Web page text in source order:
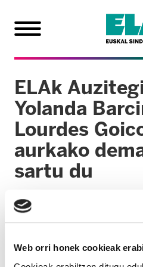
Web orri honek cookieak
ELAk
Yolanda
Lourdes
aurkako
sartu du
2014/02/19
Sindikatuaren ustez,